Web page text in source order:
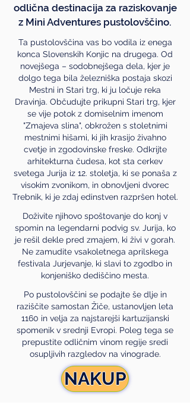
odlična destinacija za raziskovanje
z Mini Adventures pustolovščino.
Ta pustolovščina vas bo vodila iz enega
konca Slovenskih Konjic na drugega. Od
novejšega – sodobnejšega dela, kjer je
dolgo tega bila železniška postaja skozi
Mestni in Stari trg, ki ju ločuje reka
Dravinja. Občudujte prikupni Stari trg, kjer
se vije potok z domiselnim imenom
"Zmajeva slina", obkrožen s stoletnimi
mestnimi hišami, ki jih krasijo živahno
cvetje in zgodovinske freske. Odkrijte
arhitekturna čudesa, kot sta cerkev
svetega Jurija iz 12. stoletja, ki se ponaša z
visokim zvonikom, in obnovljeni dvorec
Trebnik, ki je zdaj edinstven razpršen hotel.
Doživite njihovo spoštovanje do konj v
spomin na legendarni podvig sv. Jurija, ko
je rešil dekle pred zmajem, ki živi v gorah.
Ne zamudite vsakoletnega aprilskega
festivala Jurjevanje, ki slavi to zgodbo in
konjeniško dediščino mesta.
Po pustolovščini se podajte še dlje in
raziščite samostan Žiče, ustanovljen leta
1160 in velja za najstarejši kartuzijanski
spomenik v srednji Evropi. Poleg tega se
prepustite odličnim vinom regije sredi
osupljivih razgledov na vinograde.
NAKUP